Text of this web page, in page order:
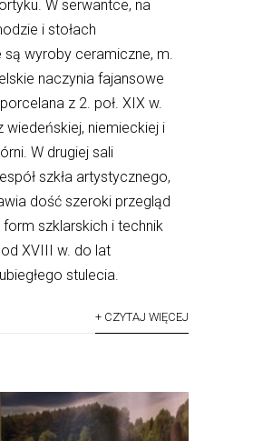
W serwantce, na
i stołach
są wyroby ceramiczne, m.
naczynia fajansowe
z 2. poł. XIX w.
niemieckiej i
W drugiej sali
szkła artystycznego,
dość szeroki przegląd
szklarskich i technik
XVIII w. do lat
stulecia.
+ CZYTAJ WIĘCEJ